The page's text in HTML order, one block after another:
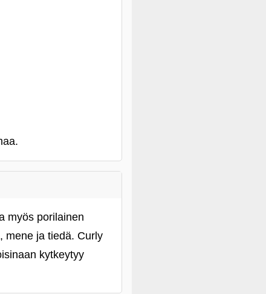
myös porilainen
mene ja tiedä. Curly
kytkeytyy